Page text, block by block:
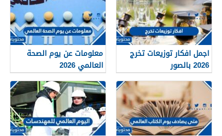
اجمل افكار توزيعات تخرج
2026 بالصور
معلومات عن يوم الصحة
العالمي 2026